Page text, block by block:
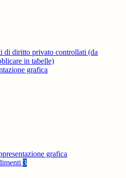
di diritto privato controllati (da
in tabelle)
grafica
grafica
3